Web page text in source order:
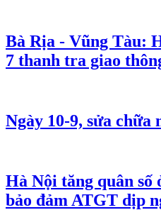
Bà Rịa - Vũng Tàu:
7 thanh tra giao
Ngày 10-9, sửa chữa
Hà Nội tăng quân số
bảo đảm ATGT dịp